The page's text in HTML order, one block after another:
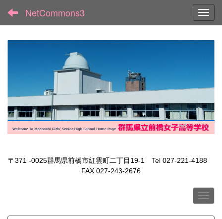
NetCommons3
〒371 -0025群馬県前橋市紅雲町二丁目19-1 Tel 027-221-4188
FAX 027-243-2676